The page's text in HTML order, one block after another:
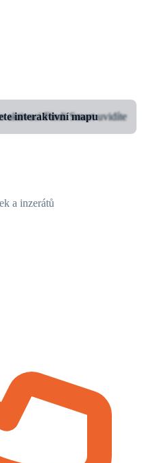
interaktivní mapu
aktivaci Findi Smart uvidíte
a inzerátů